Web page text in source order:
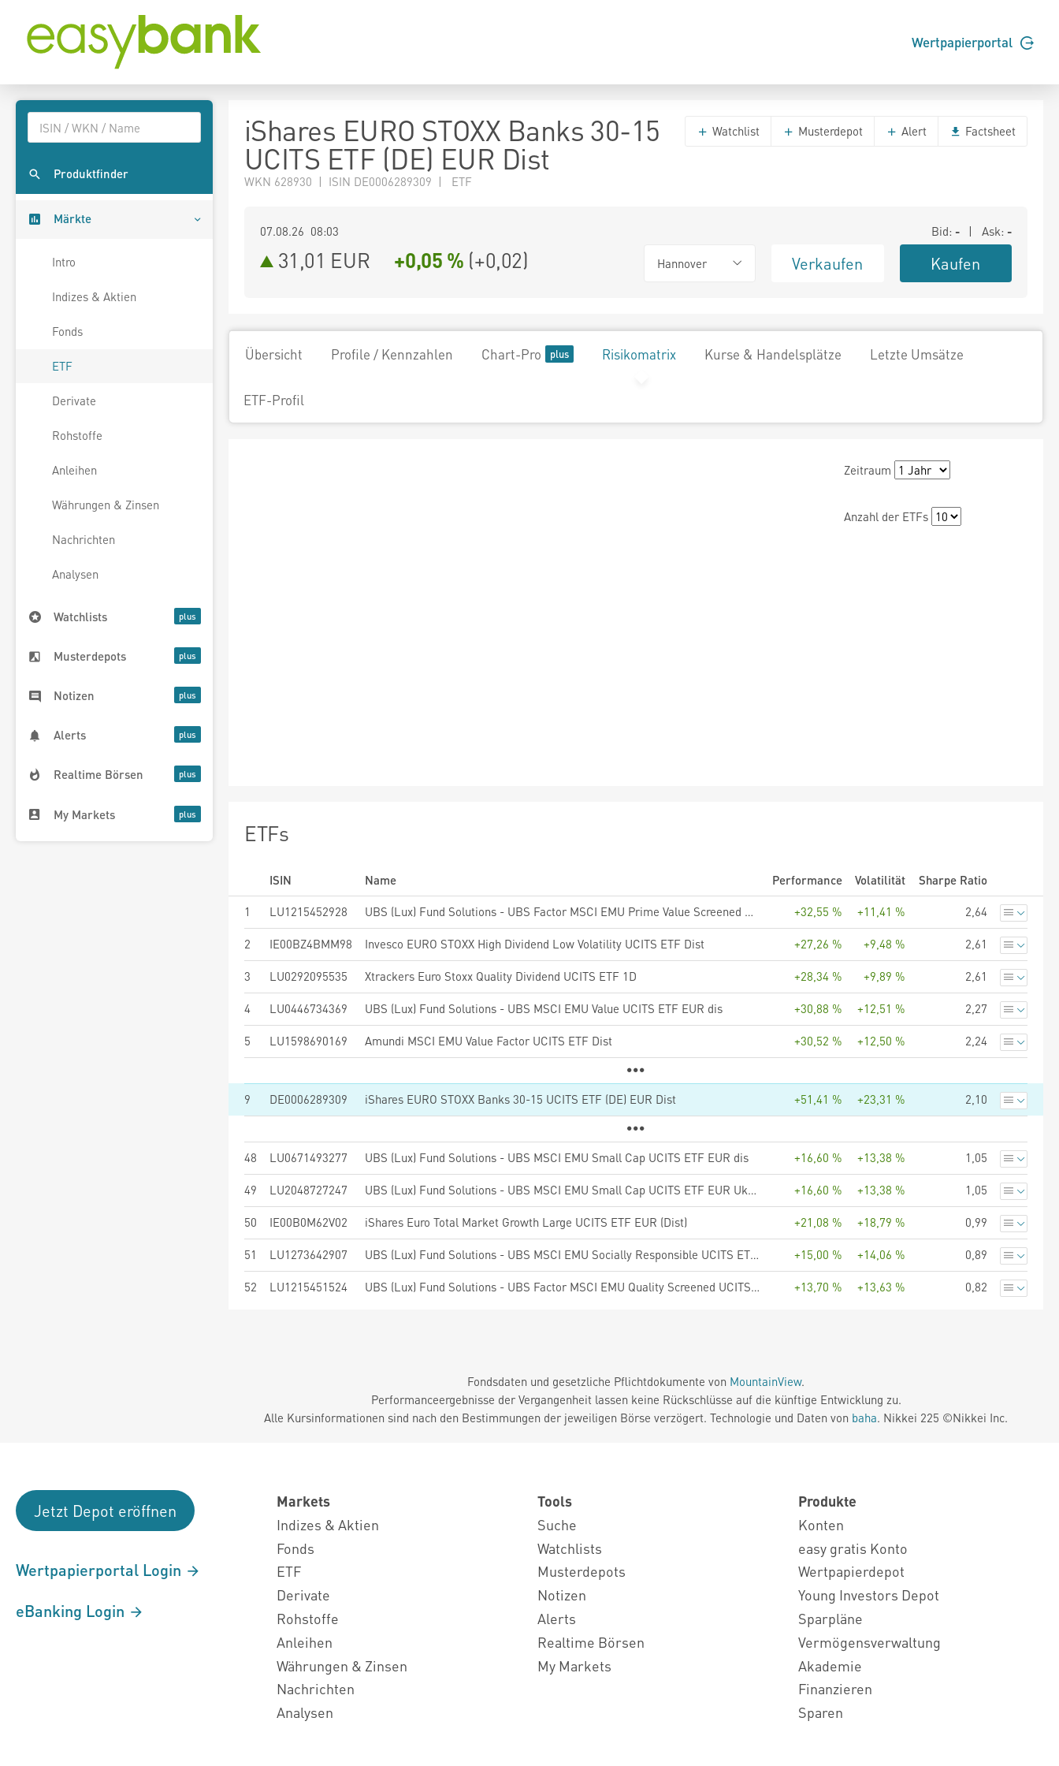
Wertpapierportal
Produktfinder
Märkte
Intro
Indizes & Aktien
Fonds
ETF
Derivate
Rohstoffe
Anleihen
Währungen & Zinsen
Nachrichten
Analysen
Watchlists
Musterdepots
Notizen
Alerts
Realtime Börsen
My Markets
iShares EURO STOXX Banks 30-15
UCITS ETF (DE) EUR Dist
WKN 628930 | ISIN DE0006289309 | ETF
Watchlist Musterdepot Alert Factsheet
07.08.26 08:03 Bid: - | Ask: -
31,01 EUR +0,05 % (+0,02) Hannover Verkaufen Kaufen
Übersicht Profile / Kennzahlen Chart-Pro Risikomatrix Kurse & Handelsplätze Letzte Umsätze
ETF-Profil
Zeitraum
Anzahl der ETFs
ETFs
ISIN Name Performance Volatilität
Sharpe Ratio
1
LU1215452928 UBS (Lux) Fund Solutions - UBS Factor MSCI EMU Prime Value Screened UCITS ETF EUR dis +32,55 % +11,41 % 2,64
2 IE00BZ4BMM98 Invesco EURO STOXX High Dividend Low Volatility UCITS ETF Dist +27,26 % +9,48 % 2,61
3 LU0292095535 Xtrackers Euro Stoxx Quality Dividend UCITS ETF 1D +28,34 % +9,89 % 2,61
4 LU0446734369 UBS (Lux) Fund Solutions - UBS MSCI EMU Value UCITS ETF EUR dis +30,88 % +12,51 % 2,27
5 LU1598690169 Amundi MSCI EMU Value Factor UCITS ETF Dist +30,52 % +12,50 % 2,24
9 DE0006289309 iShares EURO STOXX Banks 30-15 UCITS ETF (DE) EUR Dist +51,41 % +23,31 % 2,10
48 LU0671493277 UBS (Lux) Fund Solutions - UBS MSCI EMU Small Cap UCITS ETF EUR dis +16,60 % +13,38 % 1,05
49 LU2048727247 UBS (Lux) Fund Solutions - UBS MSCI EMU Small Cap UCITS ETF EUR Ukdis +16,60 % +13,38 % 1,05
50 IE00B0M62V02 iShares Euro Total Market Growth Large UCITS ETF EUR (Dist) +21,08 % +18,79 % 0,99
51 LU1273642907 UBS (Lux) Fund Solutions - UBS MSCI EMU Socially Responsible UCITS ETF hCHF dis +15,00 % +14,06 % 0,89
52 LU1215451524 UBS (Lux) Fund Solutions - UBS Factor MSCI EMU Quality Screened UCITS ETF EUR dis +13,70 % +13,63 % 0,82
Fondsdaten und gesetzliche Pflichtdokumente von MountainView.
Performanceergebnisse der Vergangenheit lassen keine Rückschlüsse auf die künftige Entwicklung zu.
Alle Kursinformationen sind nach den Bestimmungen der jeweiligen Börse verzögert. Technologie und Daten von baha. Nikkei 225 ©Nikkei Inc.
Jetzt Depot eröffnen
Wertpapierportal Login
eBanking Login
Markets
Indizes & Aktien
Fonds
ETF
Derivate
Rohstoffe
Anleihen
Währungen & Zinsen
Nachrichten
Analysen
Tools
Suche
Watchlists
Musterdepots
Notizen
Alerts
Realtime Börsen
My Markets
Produkte
Konten
easy gratis Konto
Wertpapierdepot
Young Investors Depot
Sparpläne
Vermögensverwaltung
Akademie
Finanzieren
Sparen